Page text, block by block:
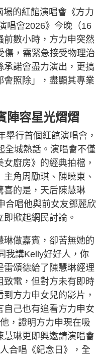
的紅館演唱會《方力
唱會2026》今晚（16
前數小時，方力申突然
傷，需緊急接受物理治
諾會盡力演出，更搞
會照除」，盡顯其專業
陣容星光熠熠
舉行首個紅館演唱會，
全城熱話。演唱會不僅
廚房》的經典拍檔，
角周勵琪、陳曉東、
喜的是，天后陳慧琳
合唱他與前女友鄧麗欣
掀起網民討論。
琳做嘉賓，卻苦無她的
我講Kelly好好人，你
雷頌德給了陳慧琳經理
致電，但對方未有即時
方力申女兒的影片，
自己也有追看方力申女
，證明方力申現在吸
琳更即興邀請演唱會
合唱《紀念日》，全